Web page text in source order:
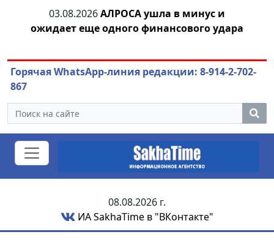
03.08.2026АЛРОСА ушла в минус и
ожидает еще одного финансового удара
Горячая WhatsApp-линия редакции: 8-914-2-702-
867
08.08.2026 г.
ИА SakhaTime в "ВКонтакте"